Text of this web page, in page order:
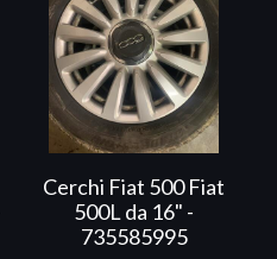
Cerchi Fiat 500 Fiat
500L da 16" -
735585995